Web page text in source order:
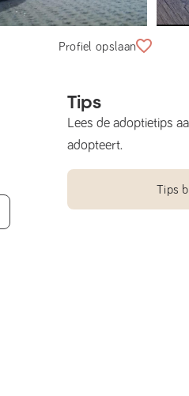
Profiel opslaan
Tips
Lees de adoptietips
adopteert.
Tips